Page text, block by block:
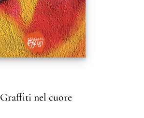
Graffiti nel cuore